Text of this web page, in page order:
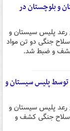
و بلوچستان در
رعد پلیس سیستان و
از ۱۰۰ قبضه سلاح جنگی دو تن مواد
کشف و ضبط شد.
پلیس سیستان و
رعد پلیس سیستان و
از ۱۰۰ قبضه سلاح جنگی کشف و